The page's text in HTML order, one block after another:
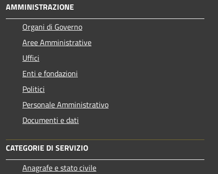
AMMINISTRAZIONE
Organi di Governo
Aree Amministrative
Uffici
Enti e fondazioni
Politici
Personale Amministrativo
Documenti e dati
CATEGORIE DI SERVIZIO
Anagrafe e stato civile